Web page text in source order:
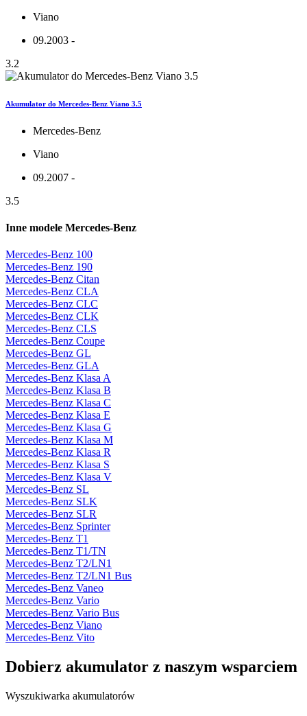
Viano
09.2003 -
3.2
Akumulator do Mercedes-Benz Viano 3.5
Mercedes-Benz
Viano
09.2007 -
3.5
Inne modele Mercedes-Benz
Mercedes-Benz 100
Mercedes-Benz 190
Mercedes-Benz Citan
Mercedes-Benz CLA
Mercedes-Benz CLC
Mercedes-Benz CLK
Mercedes-Benz CLS
Mercedes-Benz Coupe
Mercedes-Benz GL
Mercedes-Benz GLA
Mercedes-Benz Klasa A
Mercedes-Benz Klasa B
Mercedes-Benz Klasa C
Mercedes-Benz Klasa E
Mercedes-Benz Klasa G
Mercedes-Benz Klasa M
Mercedes-Benz Klasa R
Mercedes-Benz Klasa S
Mercedes-Benz Klasa V
Mercedes-Benz SL
Mercedes-Benz SLK
Mercedes-Benz SLR
Mercedes-Benz Sprinter
Mercedes-Benz T1
Mercedes-Benz T1/TN
Mercedes-Benz T2/LN1
Mercedes-Benz T2/LN1 Bus
Mercedes-Benz Vaneo
Mercedes-Benz Vario
Mercedes-Benz Vario Bus
Mercedes-Benz Viano
Mercedes-Benz Vito
Dobierz akumulator z naszym wsparciem
Wyszukiwarka akumulatorów